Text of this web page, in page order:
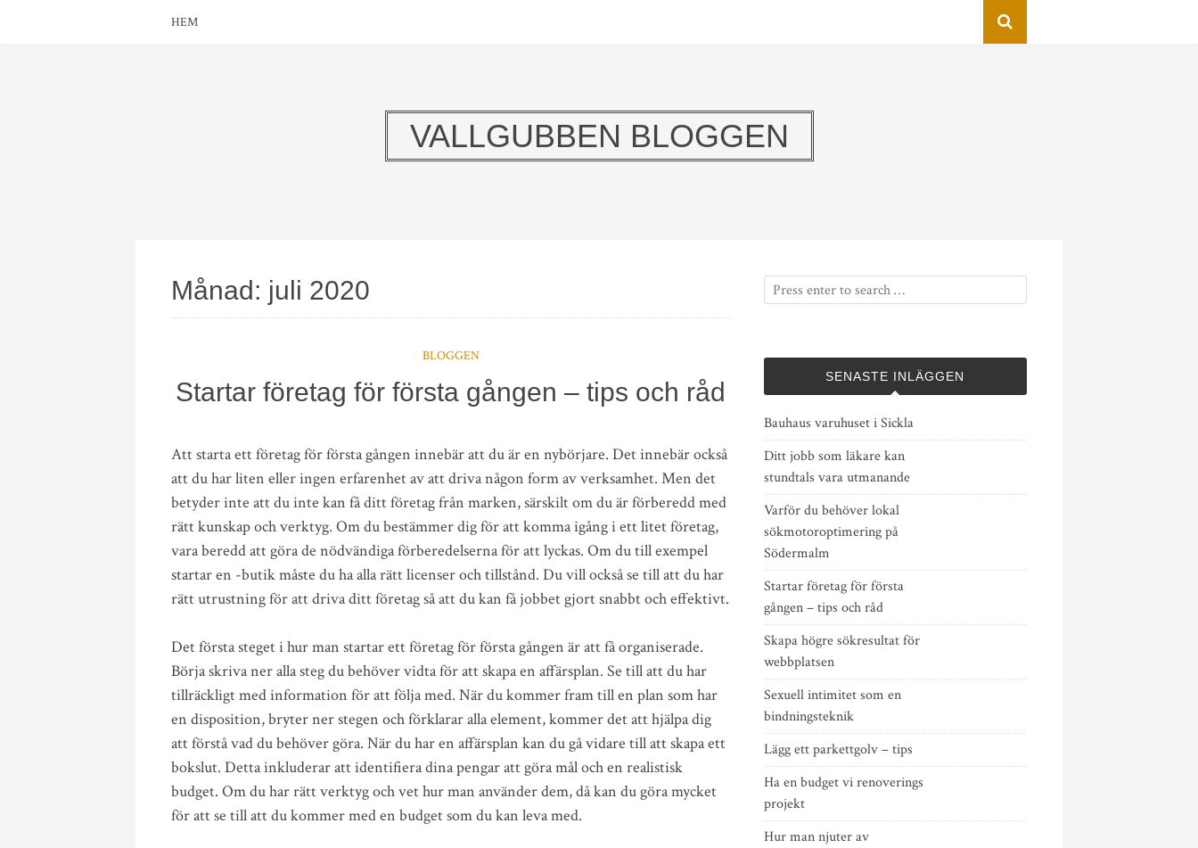
HEM
VALLGUBBEN BLOGGEN
Månad: juli 2020
BLOGGEN
Startar företag för första gången – tips och råd
Att starta ett företag för första gången innebär att du är en nybörjare. Det innebär också
att du har liten eller ingen erfarenhet av att driva någon form av verksamhet. Men det
betyder inte att du inte kan få ditt företag från marken, särskilt om du är förberedd med
rätt kunskap och verktyg. Om du bestämmer dig för att komma igång i ett litet företag,
vara beredd att göra de nödvändiga förberedelserna för att lyckas. Om du till exempel
startar en -butik måste du ha alla rätt licenser och tillstånd. Du vill också se till att du har
rätt utrustning för att driva ditt företag så att du kan få jobbet gjort snabbt och effektivt.
Det första steget i hur man startar ett företag för första gången är att få organiserade.
Börja skriva ner alla steg du behöver vidta för att skapa en affärsplan. Se till att du har
tillräckligt med information för att följa med. När du kommer fram till en plan som har
en disposition, bryter ner stegen och förklarar alla element, kommer det att hjälpa dig
att förstå vad du behöver göra. När du har en affärsplan kan du gå vidare till att skapa ett
bokslut. Detta inkluderar att identifiera dina pengar att göra mål och en realistisk
budget. Om du har rätt verktyg och vet hur man använder dem, då kan du göra mycket
för att se till att du kommer med en budget som du kan leva med.
SENASTE INLÄGGEN
Bauhaus varuhuset i Sickla
Ditt jobb som läkare kan
stundtals vara utmanande
Varför du behöver lokal
sökmotoroptimering på
Södermalm
Startar företag för första
gången – tips och råd
Skapa högre sökresultat för
webbplatsen
Sexuell intimitet som en
bindningsteknik
Lägg ett parkettgolv – tips
Ha en budget vi renoverings
projekt
Hur man njuter av